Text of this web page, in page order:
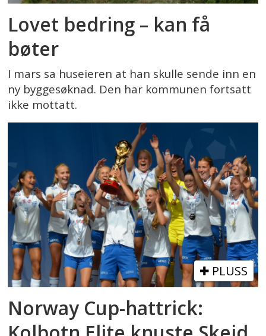
Lovet bedring – kan få
bøter
I mars sa huseieren at han skulle sende inn en
ny byggesøknad. Den har kommunen fortsatt
ikke mottatt.
PLUSS
Norway Cup-hattrick: